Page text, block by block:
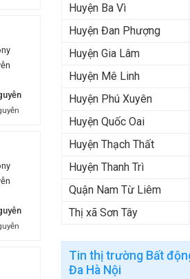
Huyện Ba Vì
Huyện Đan Phượng
Huyện Gia Lâm
Huyện Mê Linh
Huyện Phú Xuyên
Huyện Quốc Oai
Huyện Thạch Thất
Huyện Thanh Trì
Quận Nam Từ Liêm
Thị xã Sơn Tây
Tin thị trường Bất
Đa Hà Nội